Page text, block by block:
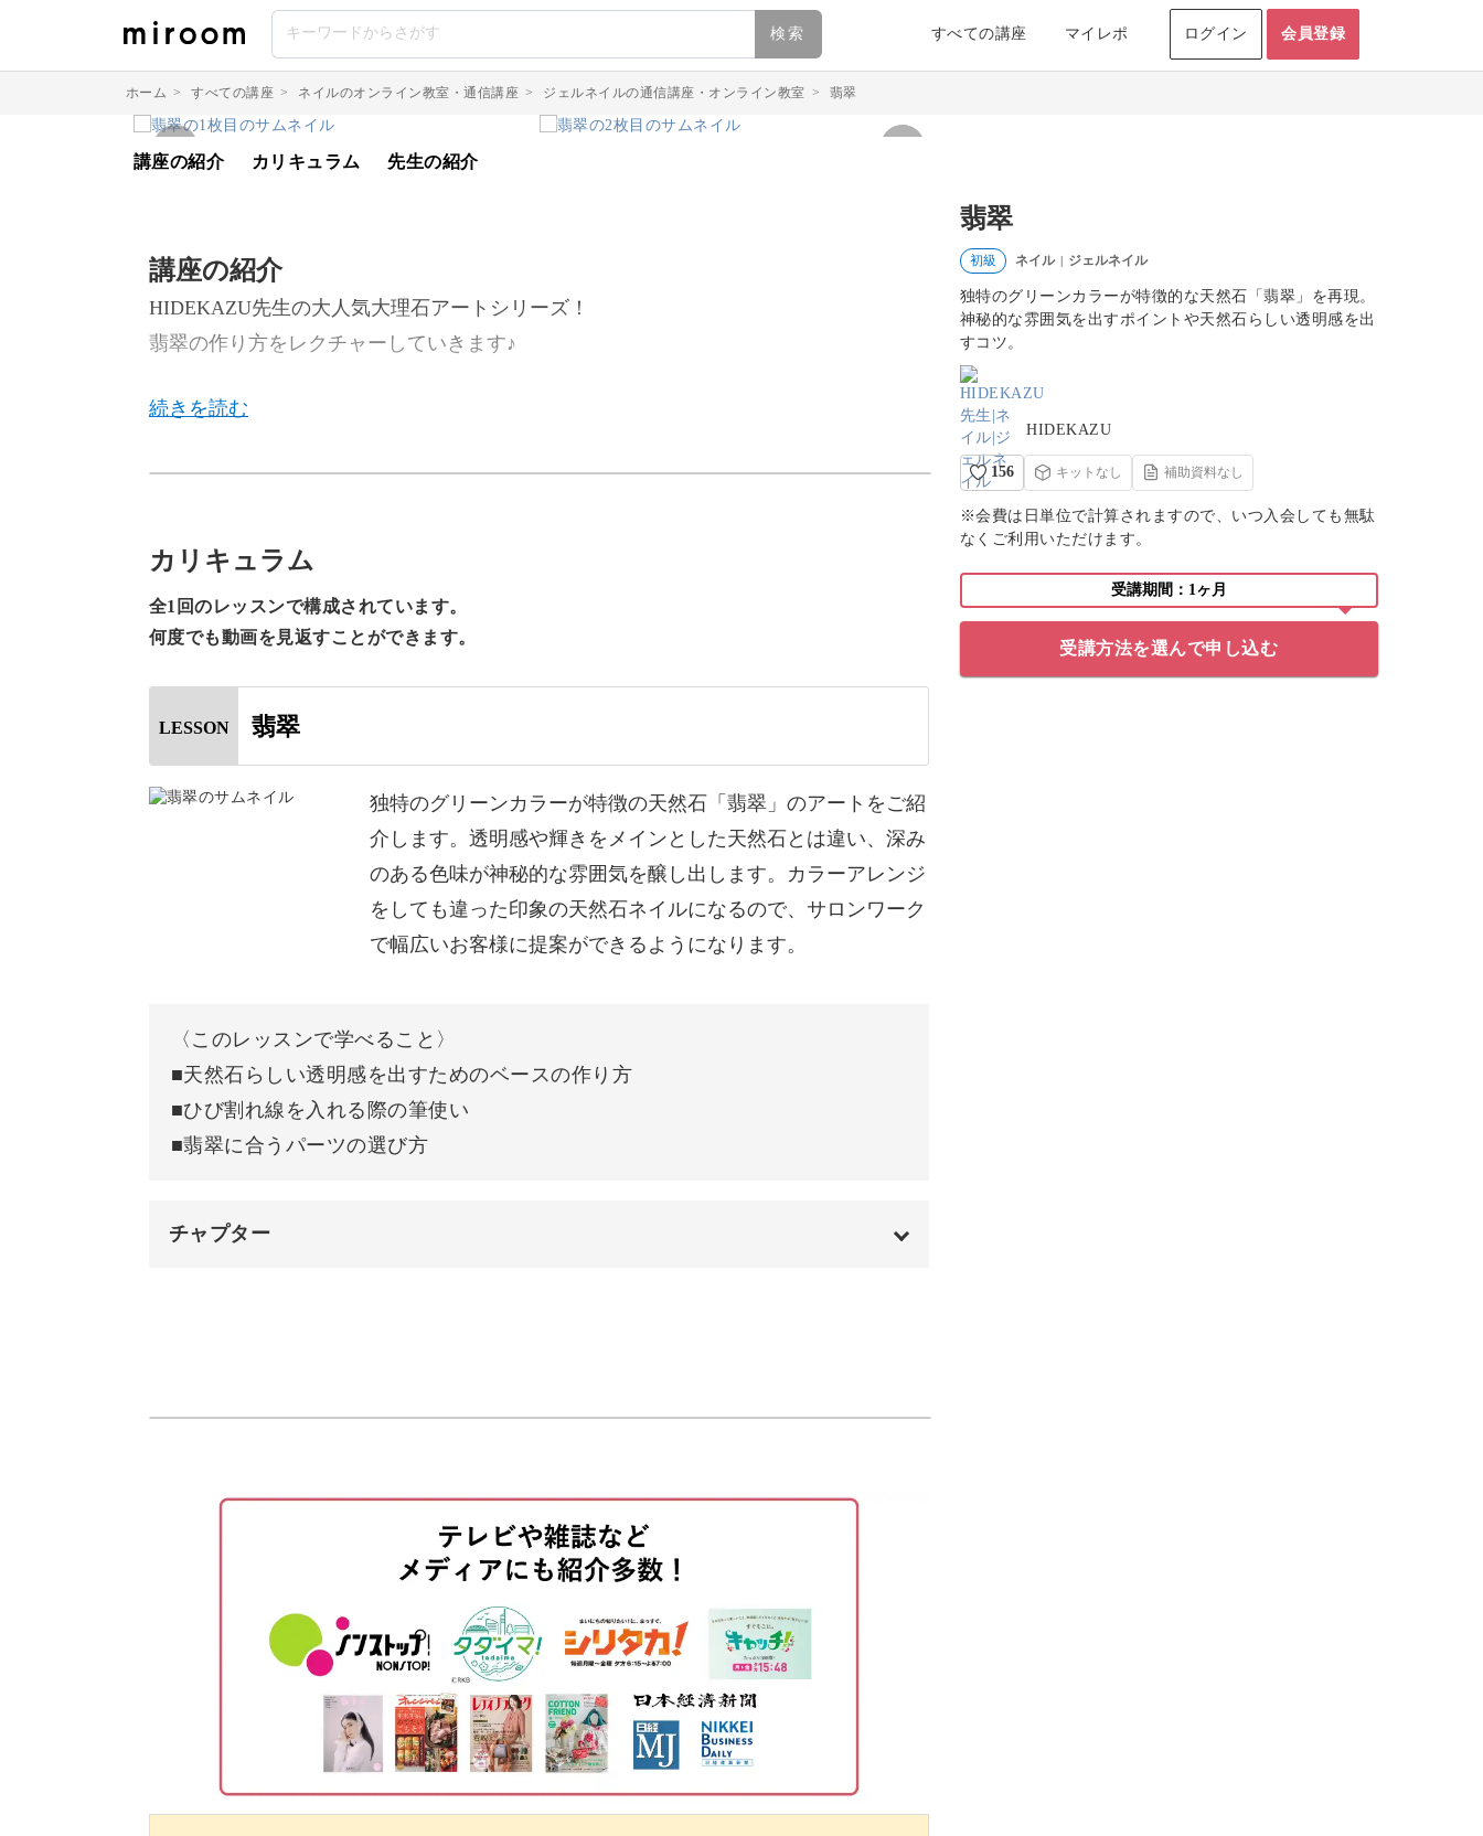
検索 すべての講座 マイレポ ログイン 会員登録
ホーム > すべての講座 > ネイルのオンライン教室・通信講座 > ジェルネイルの通信講座・オンライン教室 > 翡翠
翡翠
初級 ネイル | ジェルネイル
独特のグリーンカラーが特徴的な天然石「翡翠」を再現。
神秘的な雰囲気を出すポイントや天然石らしい透明感を出
すコツ。
HIDEKAZU
156 キットなし 補助資料なし
※会費は日単位で計算されますので、いつ入会しても無駄
なくご利用いただけます。
受講期間：1ヶ月
受講方法を選んで申し込む
講座の紹介 カリキュラム 先生の紹介
講座の紹介
HIDEKAZU先生の大人気大理石アートシリーズ！
翡翠の作り方をレクチャーしていきます♪
透明感や輝きをメインとした天然石とは違い、深みのある色味が神秘的な雰囲気を醸し
この色味を作り出すのは難しそうに見えますが、
HIDEKAZU先生がたった3色で、奥行感のあるリアルな翡翠を表現する方法をレクチャ
ーしていきます。
翡翠はもともとグリーンですが、カラーアレンジをしても違った印象の天然石ネイル
クリアカラーであればお好きな色で作ることができるので、
今回のレッスンでは、翡翠の特徴である深みを再現するポイントや
神秘的で独特な雰囲気に仕上げるためのコツをたっぷりと解説。
◆天然石らしい透明感を出すためのベースの作り方
◆翡翠に合うパーツの選び方
このように、ゴールドのパーツやストーンをのせれば、
エスニックテイストのお洒落なデザインにすることもできます。
アレンジも自由自在な、HIDEKAZU先生流の翡翠ネイル。
お好みのカラーでぜひチャレンジしてみてくださいね♪
カリキュラム
全1回のレッスンで構成されています。
何度でも動画を見返すことができます。
LESSON 翡翠
独特のグリーンカラーが特徴の天然石「翡翠」のアートをご紹
介します。透明感や輝きをメインとした天然石とは違い、深み
のある色味が神秘的な雰囲気を醸し出します。カラーアレンジ
をしても違った印象の天然石ネイルになるので、サロンワーク
で幅広いお客様に提案ができるようになります。
〈このレッスンで学べること〉
■天然石らしい透明感を出すためのベースの作り方
■ひび割れ線を入れる際の筆使い
■翡翠に合うパーツの選び方
チャプター
パーツをのせて仕上げる